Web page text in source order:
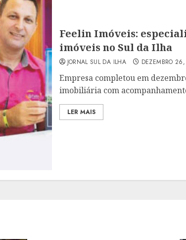
Feelin Imóveis:
imóveis no Sul da Ilha
JORNAL SUL DA ILHA DEZEMBRO
Empresa completou em
imobiliária com
LER MAIS